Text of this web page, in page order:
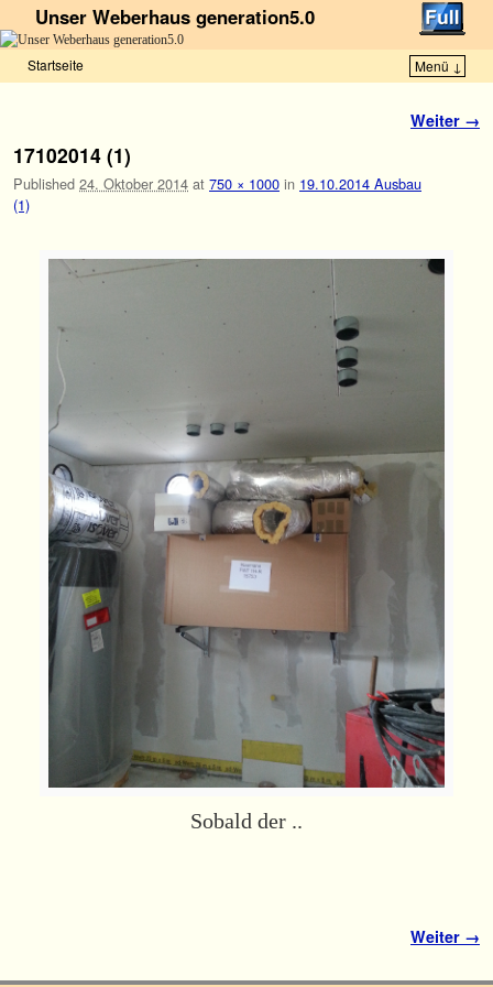
Unser Weberhaus generation5.0
Startseite Menü ↓
Weiter →
17102014 (1)
Published 24. Oktober 2014 at 750 × 1000 in 19.10.2014 Ausbau
(1)
Sobald der ..
Weiter →